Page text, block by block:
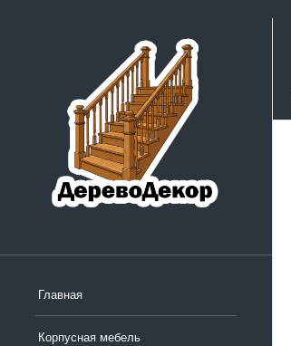
Главная
Корпусная мебель